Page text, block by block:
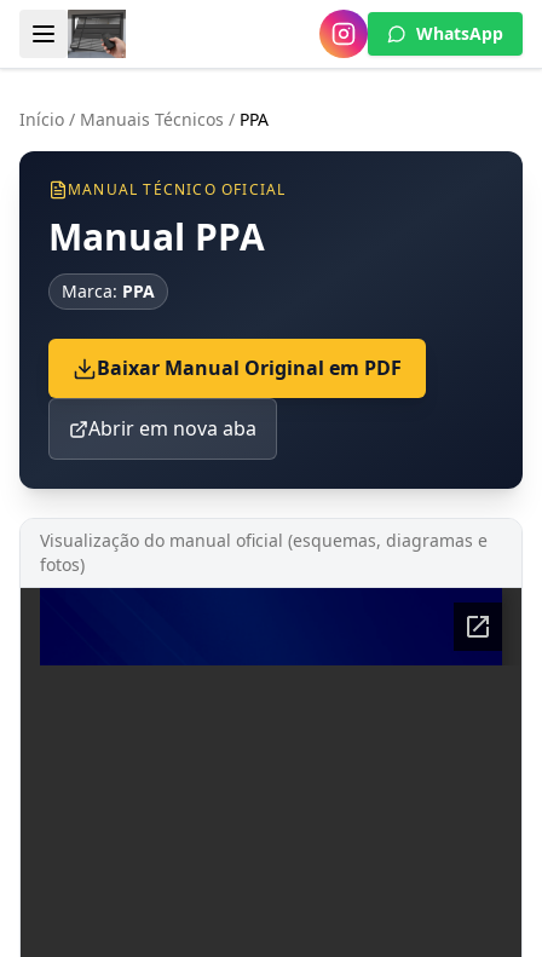
WhatsApp
Início / Manuais Técnicos / PPA
MANUAL TÉCNICO OFICIAL
Manual PPA
Marca: PPA
Baixar Manual Original em PDF
Abrir em nova aba
Visualização do manual oficial (esquemas, diagramas e
fotos)